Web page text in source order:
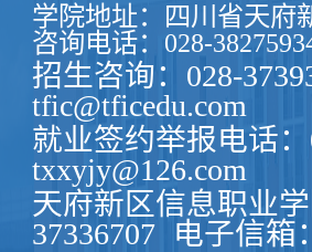
学院地址：四川省天府
咨询电话：028-
招生咨询：028-
tfic@tficedu.com
就业签约举报电话：
txxyjy@126.com
天府新区信息职业
37336707
电子信箱